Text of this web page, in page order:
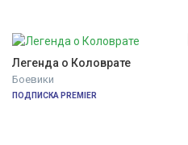
Легенда о Коловрате
Боевики
ПОДПИСКА PREMIER